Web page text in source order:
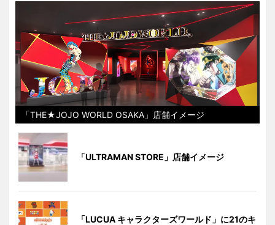
「THE★JOJO WORLD OSAKA」店舗イメージ
「ULTRAMAN STORE」店舗イメージ
「LUCUA キャラクターズワールド」に21のキ